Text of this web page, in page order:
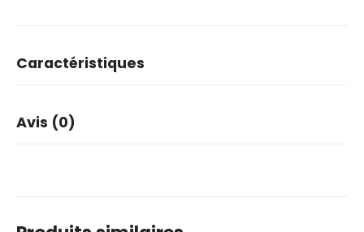
Caractéristiques
Marque
Arrire
Avis (0)